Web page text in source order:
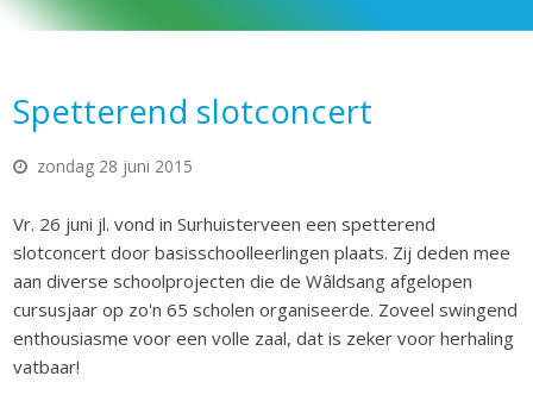
Spetterend slotconcert
zondag 28 juni 2015
Vr. 26 juni jl. vond in Surhuisterveen een spetterend
slotconcert door basisschoolleerlingen plaats. Zij deden mee
aan diverse schoolprojecten die de Wâldsang afgelopen
cursusjaar op zo'n 65 scholen organiseerde. Zoveel swingend
enthousiasme voor een volle zaal, dat is zeker voor herhaling
vatbaar!